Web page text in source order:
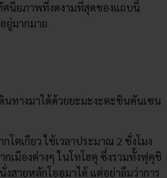
ศนียภาพที่งดงามที่สุดของแถบนี้
ยู่มากมาย
นทางมาได้ด้วยยะมะงะตะชินคันเซน
โตเกียว ใช้เวลาประมาณ 2 ชั่งโมง
เมืองต่างๆ ในโทโฮคุ ซึ่งรวมทั้งฟุคุชิ
สายหลักโออุมาได้ แต่อย่าลืมว่าการ